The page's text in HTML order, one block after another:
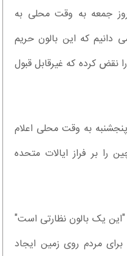
جمعه به وقت محلی به
دانیم که این بالون حریم
نقض کرده که غیرقابل قبول
به وقت محلی اعلام
را بر فراز ایالات متحده
یک بالون نظارتی است"
مردم روی زمین ایجاد